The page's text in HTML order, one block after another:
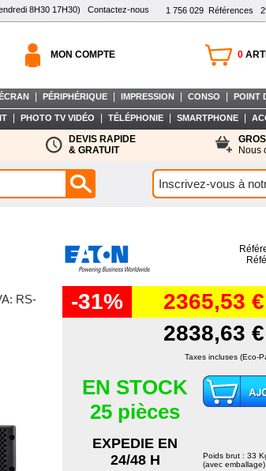
1 756 029 Références
8H30 17H30) Contactez-nous
0
MON COMPTE
PÉRIPHÉRIQUE IMPRESSION CONSO POINT
PHOTO TV VIDÉO TÉLÉPHONIE SMARTPHONE
DEVIS RAPIDE
& GRATUIT
Nous
RS-
-31% 2365,53 €
2838,63 €
Taxes incluses (Eco-
EN STOCK
25 pièces
EXPEDIE EN
24/48 H
Poids brut : 33
(avec emballage)